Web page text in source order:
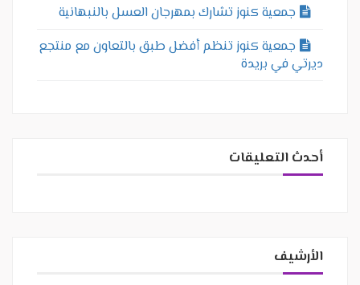
جمعية كنوز تشارك بمهرجان العسل بالنبهانية
جمعية كنوز تنظم أفضل طبق بالتعاون مع منتجع
ديرتي في بريدة
أحدث التعليقات
الأرشيف